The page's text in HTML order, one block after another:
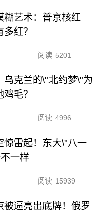
糊艺术：普京核红
红？
阅读 5201
乌克兰的\"北约梦\"为
毛？
阅读 4996
惊雷起！东大\"八一
一样
阅读 15939
被逼亮出底牌！俄罗